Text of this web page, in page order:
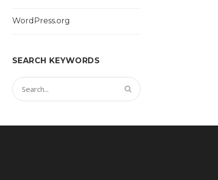
WordPress.org
SEARCH KEYWORDS